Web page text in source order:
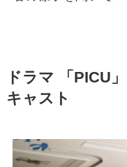
ドラマ 「PICU
キャスト